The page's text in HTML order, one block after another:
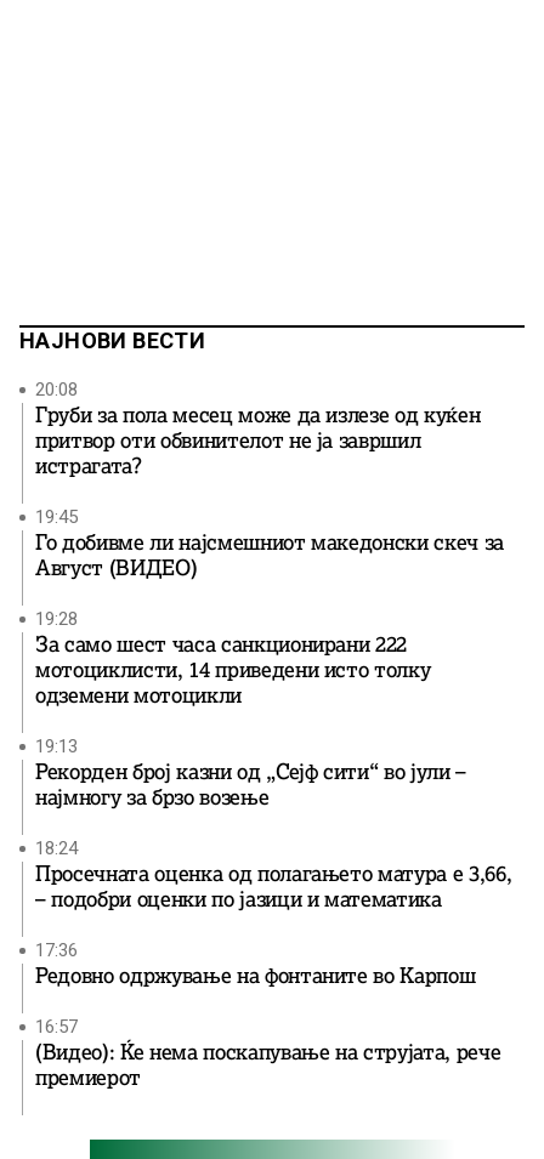
НАЈНОВИ ВЕСТИ
20:08
Груби за пола месец може да излезе од куќен
притвор оти обвинителот не ја завршил
истрагата?
19:45
Го добивме ли најсмешниот македонски скеч за
Август (ВИДЕО)
19:28
За само шест часа санкционирани 222
мотоциклисти, 14 приведени исто толку
одземени мотоцикли
19:13
Рекорден број казни од „Сејф сити“ во јули –
најмногу за брзо возење
18:24
Просечната оценка од полагањето матура е 3,66,
– подобри оценки по јазици и математика
17:36
Редовно одржување на фонтаните во Карпош
16:57
(Видео): Ќе нема поскапување на струјата, рече
премиерот